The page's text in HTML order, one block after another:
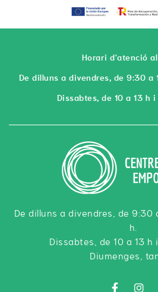
Horari d'atenció
De dilluns a divendres, de 9:30 a
Dissabtes, de 10 a 13 h
De dilluns a divendres, de 9:30
h.
Dissabtes, de 10 a 13 h
Diumenges,